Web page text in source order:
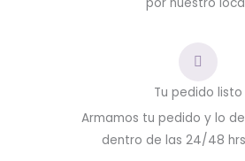
por nuestro
Tu pedido listo
Armamos tu pedido y lo
dentro de las 24/48